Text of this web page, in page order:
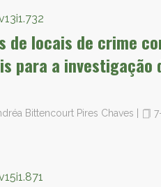
de locais de crime
para a investigação
Bittencourt Pires Chaves